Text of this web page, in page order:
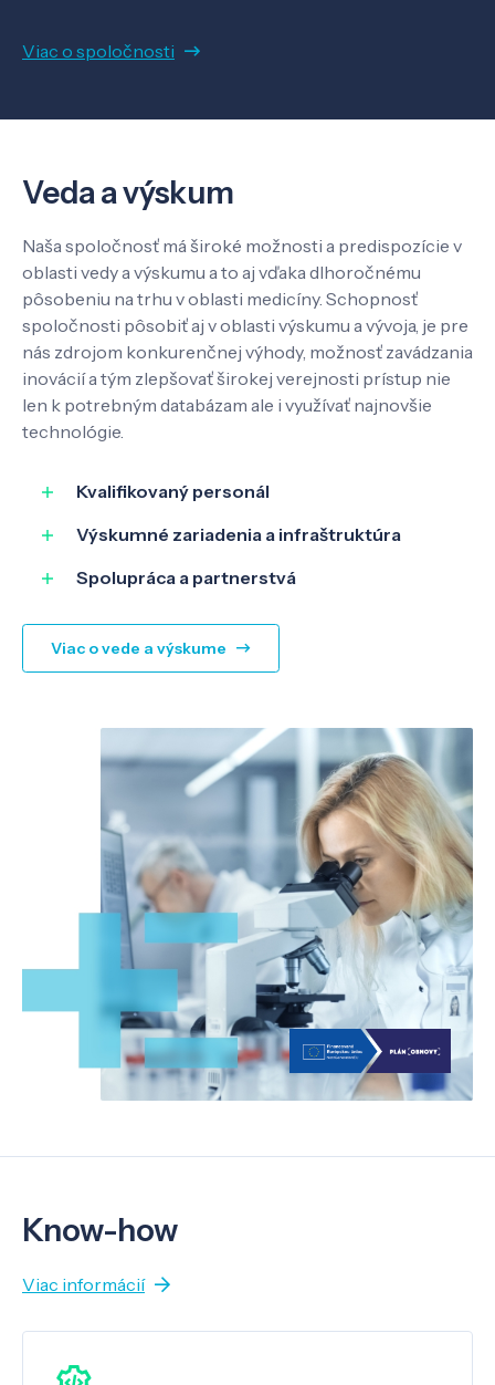
Know-how
O nás
Kontakt
SK EN
Viac o spoločnosti
Veda a výskum
Naša spoločnosť má široké možnosti a predispozície v
oblasti vedy a výskumu a to aj vďaka dlhoročnému
pôsobeniu na trhu v oblasti medicíny. Schopnosť
spoločnosti pôsobiť aj v oblasti výskumu a vývoja, je pre
nás zdrojom konkurenčnej výhody, možnosť zavádzania
inovácií a tým zlepšovať širokej verejnosti prístup nie
len k potrebným databázam ale i využívať najnovšie
technológie.
Kvalifikovaný personál
Výskumné zariadenia a infraštruktúra
Spolupráca a partnerstvá
Viac o vede a výskume
Know-how
Viac informácií